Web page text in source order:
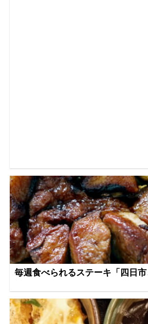
毎週食べられるステーキ「四日市